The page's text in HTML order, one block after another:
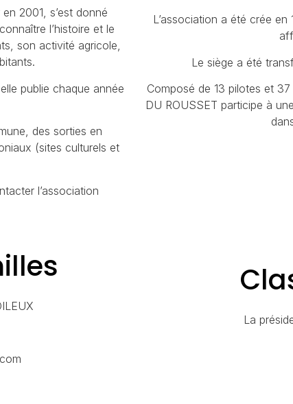
2001, s’est donné
l’histoire et le
son activité agricole,
publie chaque année
des sorties en
(sites culturels et
l’association
L’association a été crée
Le siège a été
Composé de 13 pilotes et
DU ROUSSET participe à
La